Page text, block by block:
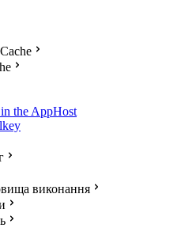
the AppHost
виконання